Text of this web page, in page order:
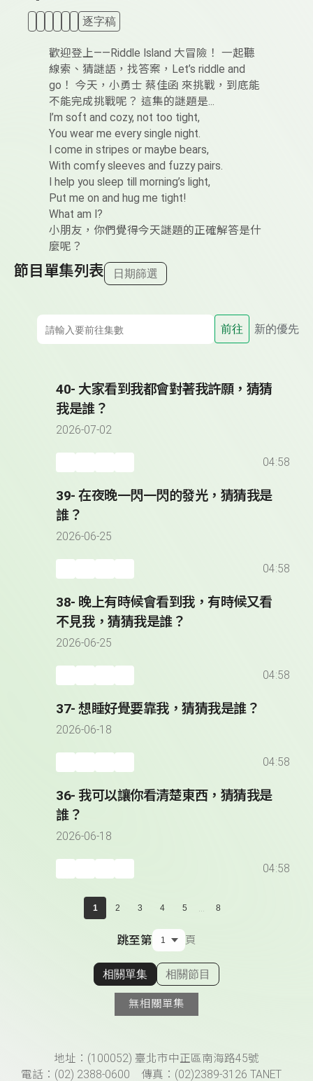
逐字稿
歡迎登上——Riddle Island 大冒險！ 一起聽
線索、猜謎語，找答案，Let’s riddle and
go！ 今天，小勇士 蔡佳函 來挑戰，到底能
不能完成挑戰呢？ 這集的謎題是...
I’m soft and cozy, not too tight,
You wear me every single night.
I come in stripes or maybe bears,
With comfy sleeves and fuzzy pairs.
I help you sleep till morning’s light,
Put me on and hug me tight!
What am I?
小朋友，你們覺得今天謎題的正確解答是什
麼呢？
節目單集列表 日期篩選
前往 新的優先
40- 大家看到我都會對著我許願，猜猜
我是誰？
2026-07-02
04:58
39- 在夜晚一閃一閃的發光，猜猜我是
誰？
2026-06-25
04:58
38- 晚上有時候會看到我，有時候又看
不見我，猜猜我是誰？
2026-06-25
04:58
37- 想睡好覺要靠我，猜猜我是誰？
2026-06-18
04:58
36- 我可以讓你看清楚東西，猜猜我是
誰？
2026-06-18
04:58
1 2 3 4 5 ... 8
跳至第 頁
顯示相關單集
相關單集 相關節目
無相關單集
頁尾資訊地址：(100052) 臺北市中正區南海路45號
電話：(02) 2388-0600 傳真：(02)2389-3126 TANET